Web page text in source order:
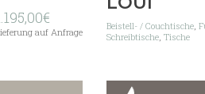
€
auf Anfrage
Beistell- / Couchtische,
Schreibtische, Tische